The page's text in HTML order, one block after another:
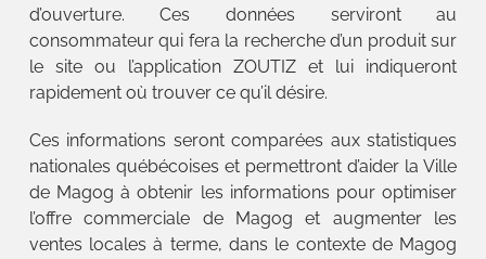
d’ouverture. Ces données serviront au
consommateur qui fera la recherche d’un produit sur
le site ou l’application ZOUTIZ et lui indiqueront
rapidement où trouver ce qu’il désire.
Ces informations seront comparées aux statistiques
nationales québécoises et permettront d’aider la Ville
de Magog à obtenir les informations pour optimiser
l’offre commerciale de Magog et augmenter les
ventes locales à terme, dans le contexte de Magog